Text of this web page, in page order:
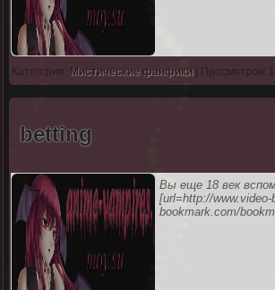
Категория: Мистические фанфики| Просмотров:
betting
Вы еще 18 век
[url=http://
bookmark.com/